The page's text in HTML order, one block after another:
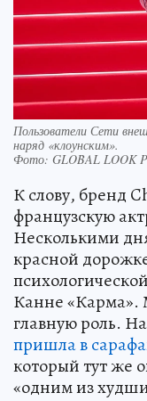
Пользователи Сети
наряд «клоунским».
Фото: GLOBAL LOOK
К слову, бренд
французскую
Несколькими
красной
Канне «Карма».
главную роль.
пришла в
который тут же
«одним из